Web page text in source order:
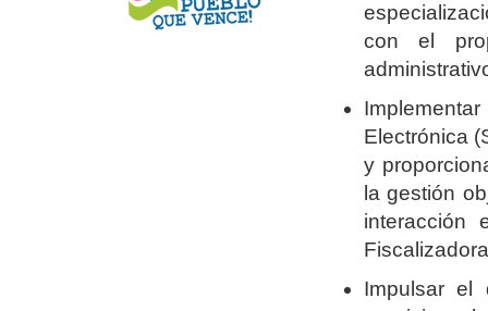
con el
Electrónica
y
la gestión
interacción
Impulsar el